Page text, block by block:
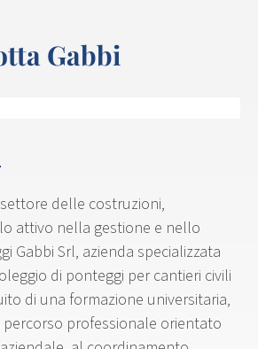
Gabbi
delle costruzioni,
attivo nella gestione e nello
Gabbi Srl, azienda specializzata
di ponteggi per cantieri civili
di una formazione universitaria,
professionale orientato